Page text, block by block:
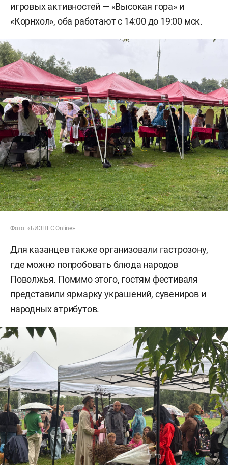
игровых активностей — «Высокая гора» и
«Корнхол», оба работают с 14:00 до 19:00 мск.
Фото: «БИЗНЕС Online»
Для казанцев также организовали гастрозону,
где можно попробовать блюда народов
Поволжья. Помимо этого, гостям фестиваля
представили ярмарку украшений, сувениров и
народных атрибутов.